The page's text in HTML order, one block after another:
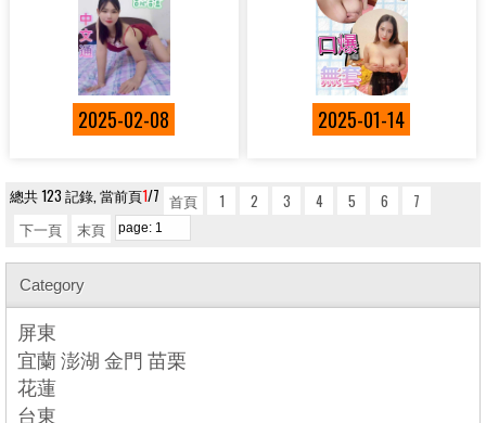
2025-02-08 2025-01-14
總共 123 記錄, 當前頁1/7 首頁 1 2 3 4 5 6
7
下一頁
末頁
Category
屏東
宜蘭 澎湖 金門 苗栗
花蓮
台東